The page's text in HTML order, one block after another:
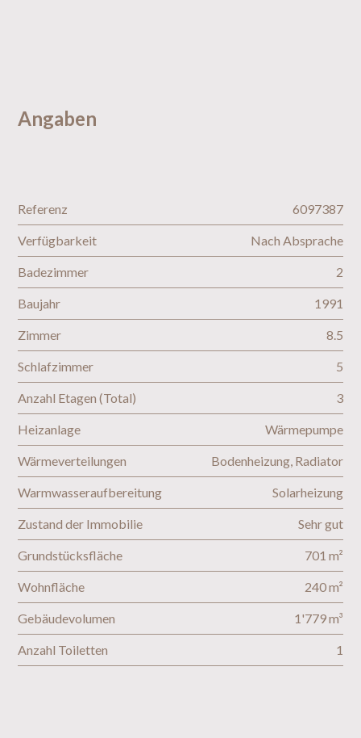
Angaben
Referenz 6097387
Verfügbarkeit Nach Absprache
Badezimmer 2
Baujahr 1991
Zimmer 8.5
Schlafzimmer 5
Anzahl Etagen (Total) 3
Heizanlage Wärmepumpe
Wärmeverteilungen Bodenheizung, Radiator
Warmwasseraufbereitung Solarheizung
Zustand der Immobilie Sehr gut
Grundstücksfläche 701 m²
Wohnfläche 240 m²
Gebäudevolumen 1'779 m³
Anzahl Toiletten 1